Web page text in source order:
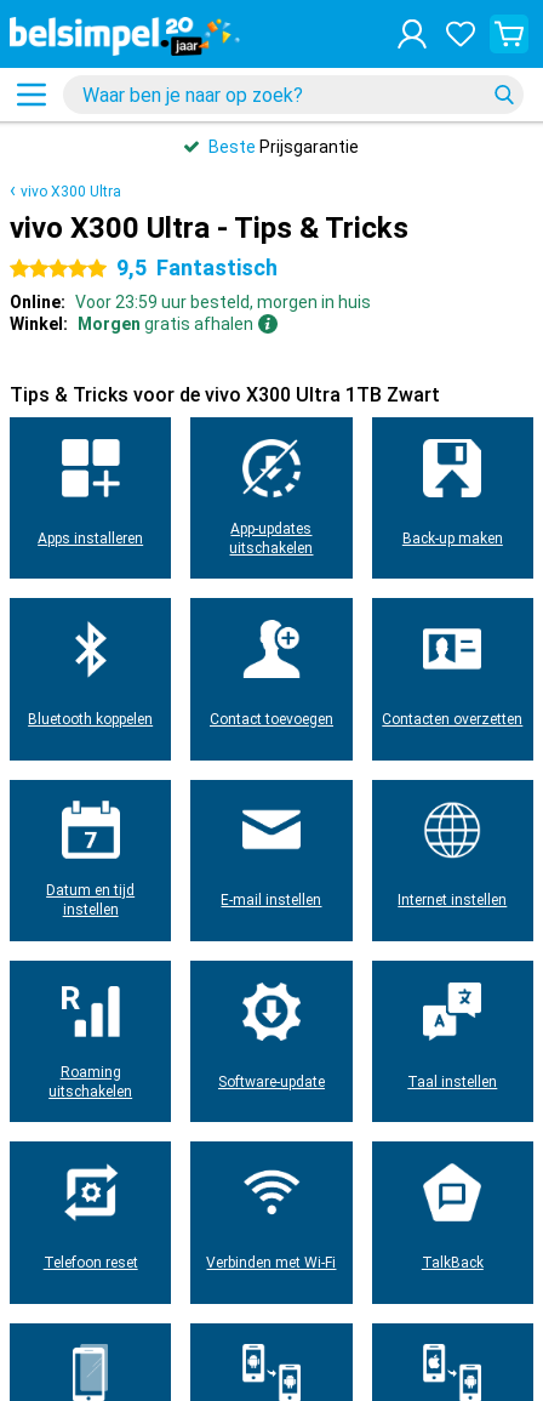
Beste Prijsgarantie
vivo X300 Ultra
vivo X300 Ultra - Tips & Tricks
5 sterren 9,5 Fantastisch
Online: Voor 23:59 uur besteld, morgen in huis
Winkel:
Morgen gratis afhalen
Tips & Tricks voor de vivo X300 Ultra 1TB Zwart
Apps installeren
App-updates
uitschakelen
Back-up maken
Bluetooth koppelen Contact toevoegen Contacten overzetten
Datum en tijd
instellen
E-mail instellen Internet instellen
Roaming
uitschakelen
Software-update Taal instellen
Telefoon reset Verbinden met Wi-Fi TalkBack